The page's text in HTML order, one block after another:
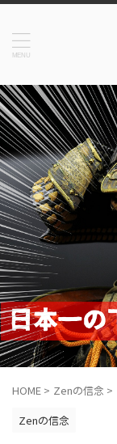
HOME > Zenの信念 >
Zenの信念